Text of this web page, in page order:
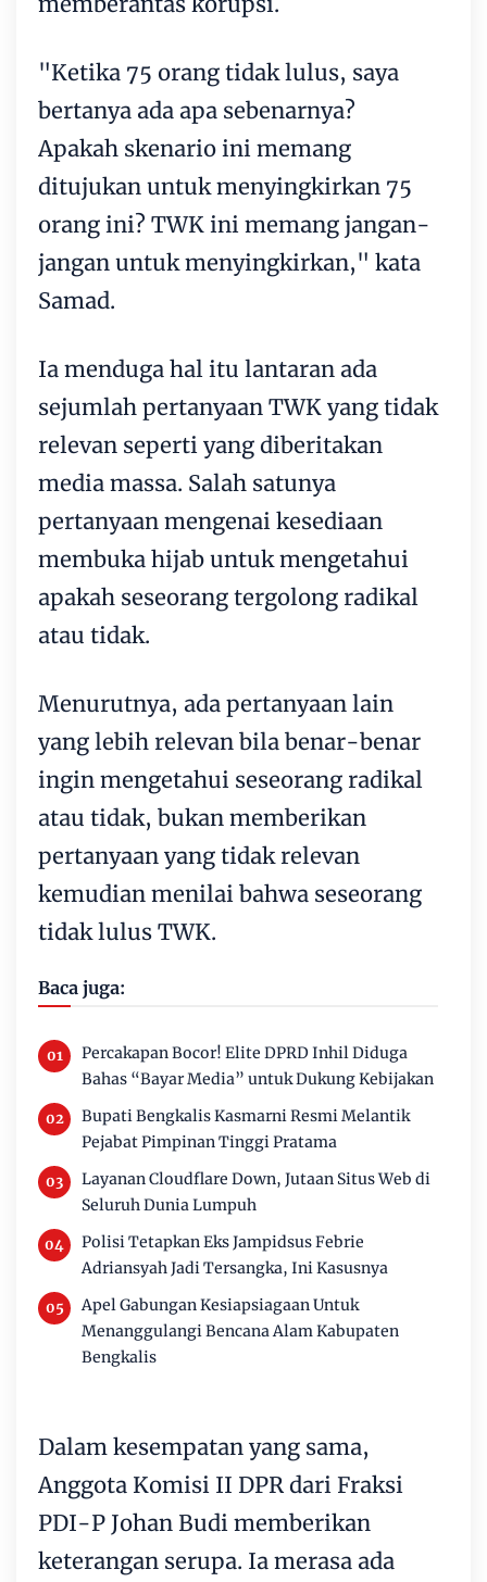
"Ketika 75 orang tidak lulus, saya
bertanya ada apa sebenarnya?
Apakah skenario ini memang
ditujukan untuk menyingkirkan 75
orang ini? TWK ini memang jangan-
jangan untuk menyingkirkan," kata
Samad.
Ia menduga hal itu lantaran ada
sejumlah pertanyaan TWK yang tidak
relevan seperti yang diberitakan
media massa. Salah satunya
pertanyaan mengenai kesediaan
membuka hijab untuk mengetahui
apakah seseorang tergolong radikal
atau tidak.
Menurutnya, ada pertanyaan lain
yang lebih relevan bila benar-benar
ingin mengetahui seseorang radikal
atau tidak, bukan memberikan
pertanyaan yang tidak relevan
kemudian menilai bahwa seseorang
tidak lulus TWK.
Baca juga:
Percakapan Bocor! Elite DPRD Inhil Diduga
Bahas “Bayar Media” untuk Dukung Kebijakan
Bupati Bengkalis Kasmarni Resmi Melantik
Pejabat Pimpinan Tinggi Pratama
Layanan Cloudflare Down, Jutaan Situs Web di
Seluruh Dunia Lumpuh
Polisi Tetapkan Eks Jampidsus Febrie
Adriansyah Jadi Tersangka, Ini Kasusnya
Apel Gabungan Kesiapsiagaan Untuk
Menanggulangi Bencana Alam Kabupaten
Bengkalis
Dalam kesempatan yang sama,
Anggota Komisi II DPR dari Fraksi
PDI-P Johan Budi memberikan
keterangan serupa. Ia merasa ada